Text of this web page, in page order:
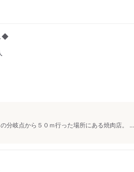
◆
分岐点から５０ｍ行った場所にある焼肉店。 ...